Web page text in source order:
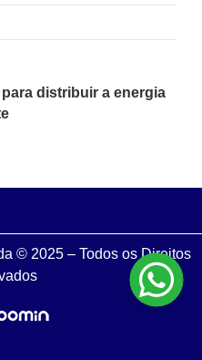
distribuir a energia
© 2025 – Todos os Direitos